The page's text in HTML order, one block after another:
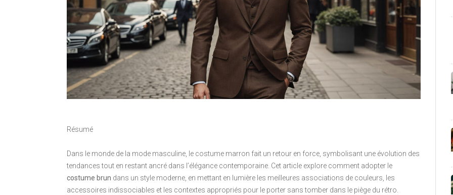
Résumé
Dans le monde de la mode masculine, le costume marron fait un retour en force, symbolisant une évolution des
tendances tout en restant ancré dans l’élégance contemporaine. Cet article explore comment adopter le
costume brun dans un style moderne, en mettant en lumière les meilleures associations de couleurs, les
accessoires indissociables et les contextes appropriés pour le porter sans tomber dans le piège du rétro.